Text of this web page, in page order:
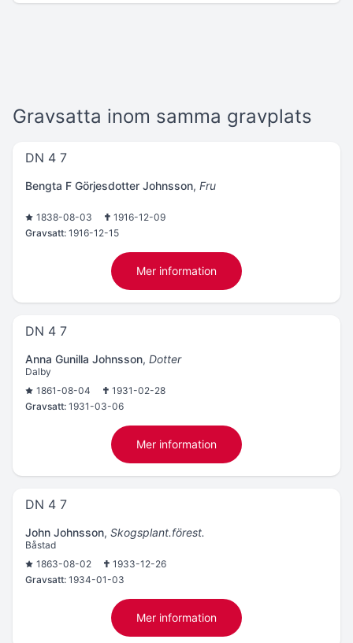
Gravsatta inom samma gravplats
DN 4 7
Bengta F Görjesdotter Johnsson, Fru
1838-08-03
1916-12-09
Gravsatt: 1916-12-15
Mer information
DN 4 7
Anna Gunilla Johnsson, Dotter
Dalby
1861-08-04
1931-02-28
Gravsatt: 1931-03-06
Mer information
DN 4 7
John Johnsson, Skogsplant.förest.
Båstad
1863-08-02
1933-12-26
Gravsatt: 1934-01-03
Mer information